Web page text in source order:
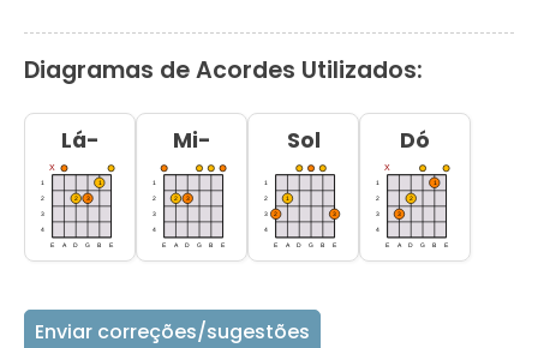
Diagramas de Acordes Utilizados:
Lá- Mi- Sol Dó
Enviar correções/sugestões